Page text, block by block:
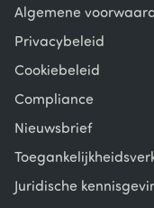
Algemene
Privacybeleid
Cookiebeleid
Compliance
Nieuwsbrief
Juridische